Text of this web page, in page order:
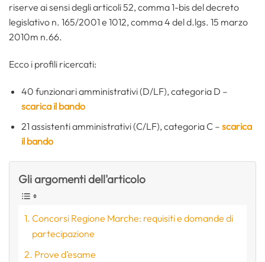
riserve ai sensi degli articoli 52, comma 1-bis del decreto
legislativo n. 165/2001 e 1012, comma 4 del d.lgs. 15 marzo
2010m n.66.
Ecco i profili ricercati:
40 funzionari amministrativi (D/LF), categoria D –
scarica il bando
21 assistenti amministrativi (C/LF), categoria C – scarica
il bando
Gli argomenti dell'articolo
Concorsi Regione Marche: requisiti e domande di
partecipazione
Prove d’esame